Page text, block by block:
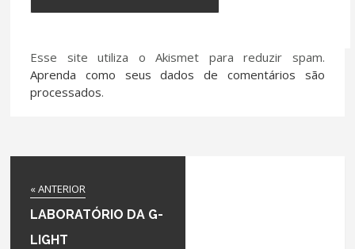
Esse site utiliza o Akismet para reduzir spam.
Aprenda como seus dados de comentários são
processados.
« ANTERIOR
LABORATÓRIO DA G-
LIGHT